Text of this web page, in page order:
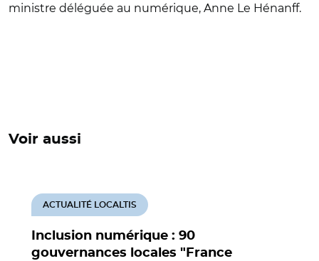
ministre déléguée au numérique, Anne Le Hénanff.
Voir aussi
Inclusion numérique : 90
gouvernances locales "France
ACTUALITÉ LOCALTIS